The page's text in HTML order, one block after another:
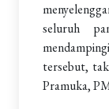
seluruh
tersebut,
Pramuka,